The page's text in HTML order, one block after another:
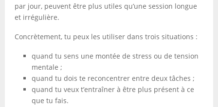
par jour, peuvent être plus utiles qu’une session longue
et irrégulière.
Concrètement, tu peux les utiliser dans trois situations :
quand tu sens une montée de stress ou de tension
mentale ;
quand tu dois te reconcentrer entre deux tâches ;
quand tu veux t’entraîner à être plus présent à ce
que tu fais.